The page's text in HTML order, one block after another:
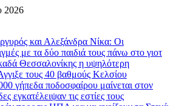
2026
και Αλεξάνδρα Νίκα: Οι
με τα δύο παιδιά τους πάνω στο γιοτ
Θεσσαλονίκης η υψηλότερη
τους 40 βαθμούς Κελσίου
γήπεδα ποδοσφαίρου μαίνεται στον
εγκατέλειψαν τις εστίες τους